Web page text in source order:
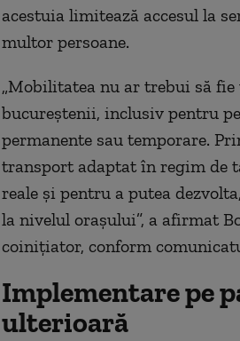
acestuia limitează accesul la
multor persoane.
„Mobilitatea nu ar trebui să
bucureștenii, inclusiv pentru
permanente sau temporare.
transport adaptat în regim de
reale și pentru a putea
la nivelul orașului”, a afirmat
coinițiator, conform
Implementare pe
ulterioară